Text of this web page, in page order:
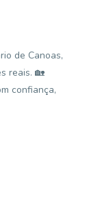
de Canoas,
reais. 🏡
confiança,